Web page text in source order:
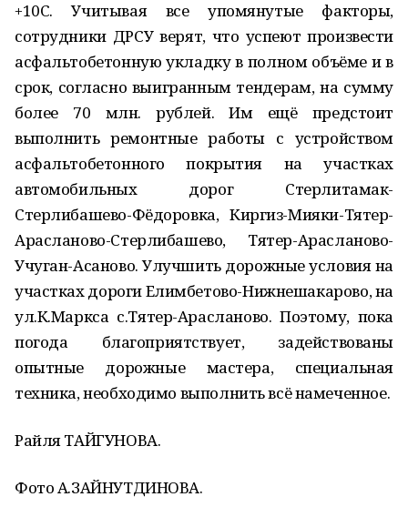
+10С. Учитывая все упомянутые факторы,
сотрудники ДРСУ верят, что успеют произвести
асфальтобетонную укладку в полном объёме и в
срок, согласно выигранным тендерам, на сумму
более 70 млн. рублей. Им ещё предстоит
выполнить ремонтные работы с устройством
асфальтобетонного покрытия на участках
автомобильных дорог Стерлитамак-
Стерлибашево-Фёдоровка, Киргиз-Мияки-Тятер-
Арасланово-Стерлибашево, Тятер-Арасланово-
Учуган-Асаново. Улучшить дорожные условия на
участках дороги Елимбетово-Нижнешакарово, на
ул.К.Маркса с.Тятер-Арасланово. Поэтому, пока
погода благоприятствует, задействованы
опытные дорожные мастера, специальная
техника, необходимо выполнить всё намеченное.
Райля ТАЙГУНОВА.
Фото А.ЗАЙНУТДИНОВА.